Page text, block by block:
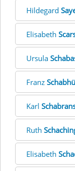
Hildegard
Elisabeth
Ursula
Franz
Karl
Ruth
Elisabeth